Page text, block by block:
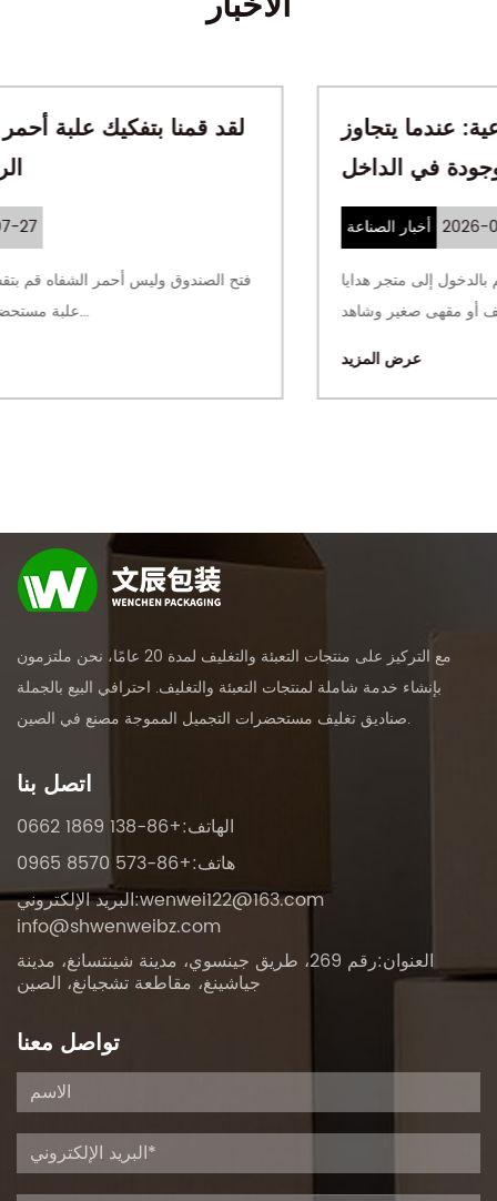
الهدايا الثقافية الإبداعية: عندما يتجاوز
عمر الصندوق الهدية الموجودة في الداخل
الصندوق الذي لا يتم التخلص منه أبدًا قم بالدخول إلى متجر هدايا
مع التركيز على منتجات التعبئة والتغليف لمدة 20 عامًا، نحن ملتزمون
بإنشاء خدمة شاملة لمنتجات التعبئة والتغليف. احترافي البيع بالجملة
صناديق تغليف مستحضرات التجميل المموجة مصنع في الصين.
اتصل بنا
الهاتف:+86-138 1869 0662
هاتف:+86-573 8570 0965
البريد الإلكتروني:wenwei122@163.com
info@shwenweibz.com
العنوان:رقم 269، طريق جينسوي، مدينة شينتسانغ، مدينة
جياشينغ، مقاطعة تشجيانغ، الصين
تواصل معنا